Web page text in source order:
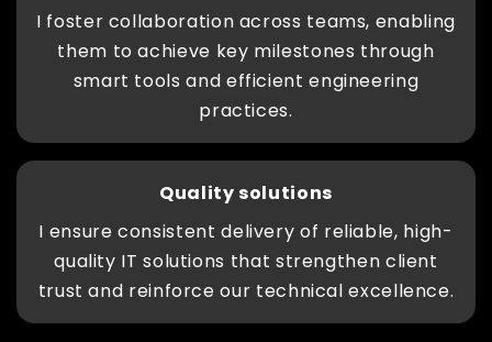
I foster collaboration across teams, enabling
them to achieve key milestones through
smart tools and efficient engineering
practices.
Quality solutions
I ensure consistent delivery of reliable, high-
quality IT solutions that strengthen client
trust and reinforce our technical excellence.